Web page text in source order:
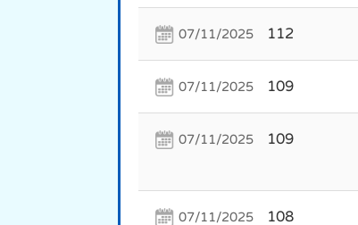
07/11/2025 112
07/11/2025 109
07/11/2025 109
07/11/2025 108